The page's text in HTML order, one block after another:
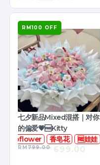
RM100 OFF
七夕新品Mixed混搭｜对你
的偏爱💗🆓Kitty
soapflower
香皂花 🆓娃娃
RM799.00 699.00